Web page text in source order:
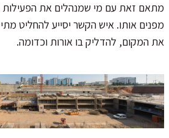
מתאם זאת עם מי שמנהלים את הפעילות
מפנים אותו. איש הקשר יסייע להחליט
את המקום, להדליק בו אורות וכדומה.